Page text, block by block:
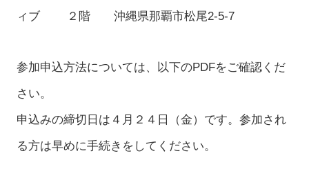
ィブ ２階 沖縄県那覇市松尾2-5-7
参加申込方法については、以下のPDFをご確認くだ
さい。
申込みの締切日は４月２４日（金）です。参加され
る方は早めに手続きをしてください。